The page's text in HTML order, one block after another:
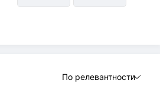
По релевантности